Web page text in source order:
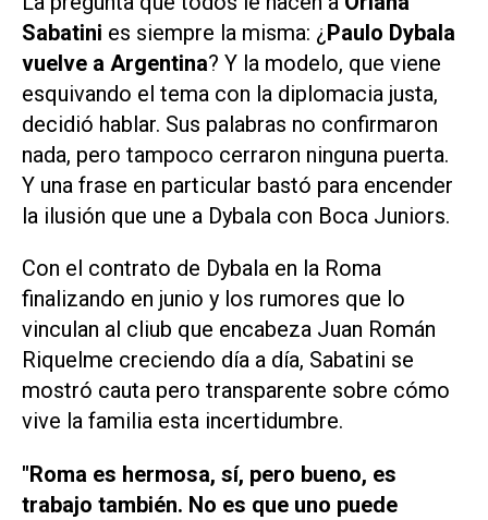
Sabatini es siempre la misma: ¿ Paulo Dybala
vuelve a Argentina? Y la modelo, que viene
esquivando el tema con la diplomacia justa,
decidió hablar. Sus palabras no confirmaron
nada, pero tampoco cerraron ninguna puerta.
Y una frase en particular bastó para encender
la ilusión que une a Dybala con Boca Juniors.
Con el contrato de Dybala en la Roma
finalizando en junio y los rumores que lo
vinculan al cliub que encabeza Juan Román
Riquelme creciendo día a día, Sabatini se
mostró cauta pero transparente sobre cómo
vive la familia esta incertidumbre.
"Roma es hermosa, sí, pero bueno, es
trabajo también. No es que uno puede